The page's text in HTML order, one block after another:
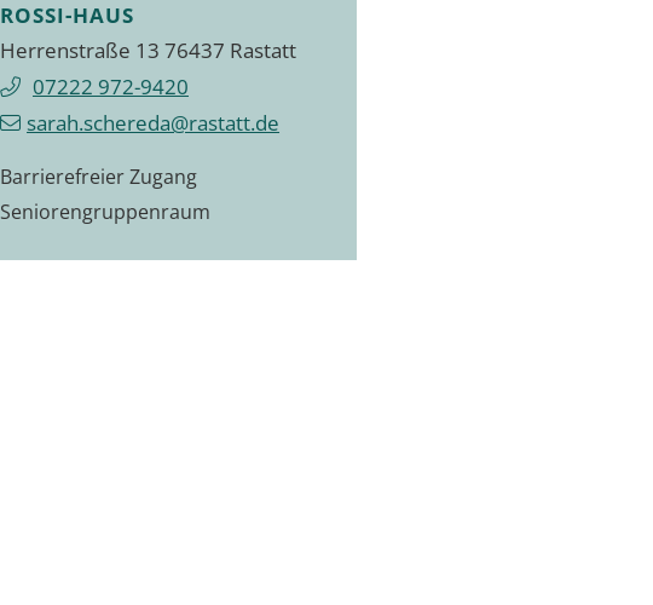
ROSSI-HAUS
Herrenstraße 13 76437 Rastatt
07222 972-9420
sarah.schereda@rastatt.de
Barrierefreier Zugang
Seniorengruppenraum